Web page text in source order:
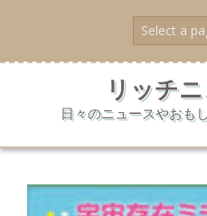
ン
ッ
リッチ
日々のニュースやおも